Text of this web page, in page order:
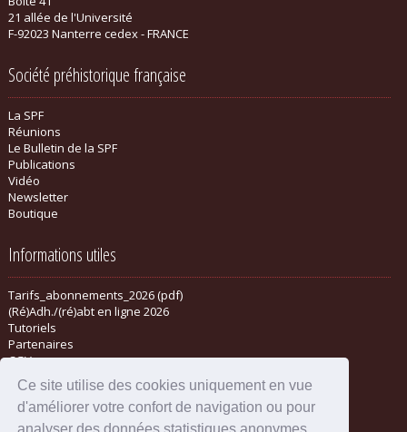
Ce site utilise des cookies uniquement en vue
d'améliorer votre confort de navigation ou pour
analyser des données statistiques anonymes.
21 allée de l'Université
F-92023 Nanterre cedex - FRANCE
Société préhistorique française
La SPF
Réunions
Le Bulletin de la SPF
Publications
Vidéo
Newsletter
Boutique
Informations utiles
Tarifs_abonnements_2026 (pdf)
(Ré)Adh./(ré)abt en ligne 2026
Tutoriels
Partenaires
CGV